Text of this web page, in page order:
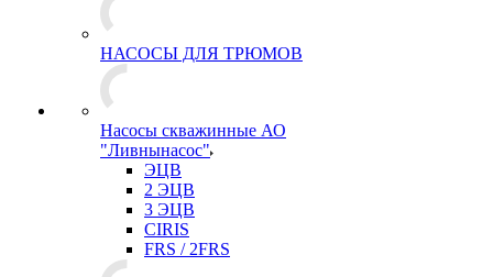
НАСОСЫ ДЛЯ ТРЮМОВ
Насосы скважинные АО
"Ливнынасос"
ЭЦВ
2 ЭЦВ
3 ЭЦВ
CIRIS
FRS / 2FRS